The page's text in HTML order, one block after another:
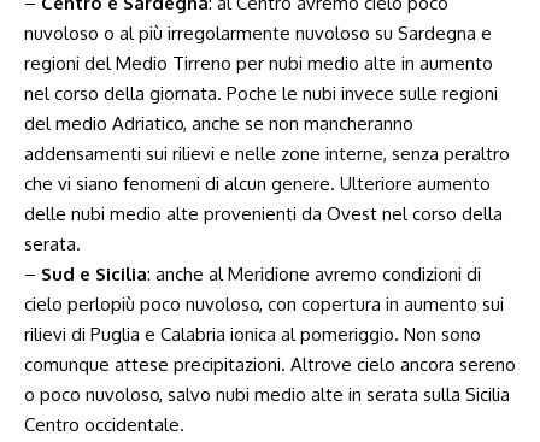
nuvoloso o al più irregolarmente nuvoloso su Sardegna e
regioni del Medio Tirreno per nubi medio alte in aumento
nel corso della giornata. Poche le nubi invece sulle regioni
del medio Adriatico, anche se non mancheranno
addensamenti sui rilievi e nelle zone interne, senza peraltro
che vi siano fenomeni di alcun genere. Ulteriore aumento
delle nubi medio alte provenienti da Ovest nel corso della
serata.
– Sud e Sicilia: anche al Meridione avremo condizioni di
cielo perlopiù poco nuvoloso, con copertura in aumento sui
rilievi di Puglia e Calabria ionica al pomeriggio. Non sono
comunque attese precipitazioni. Altrove cielo ancora sereno
o poco nuvoloso, salvo nubi medio alte in serata sulla Sicilia
Centro occidentale.